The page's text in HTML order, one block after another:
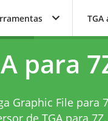
TGA
para
Graphic File para
de TGA para 7Z.